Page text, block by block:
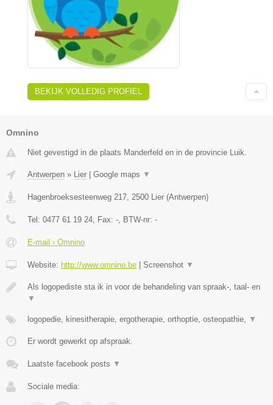
BEKIJK VOLLEDIG PROFIEL
Omnino
Niet gevestigd in de plaats Manderfeld en in de provincie Luik.
Antwerpen » Lier Google maps ▼
Hagenbroeksesteenweg 217, 2500 Lier (Antwerpen)
Tel: 0477 61 19 24, Fax: -, BTW-nr: -
E-mail › Omnino
Website: http://www.omnino.be Screenshot ▼
Als logopediste sta ik in voor de behandeling van spraak-, taal- en
▼
logopedie, kinesitherapie, ergotherapie, orthoptie, osteopathie, ▼
Er wordt gewerkt op afspraak.
Laatste facebook posts ▼
Sociale media: